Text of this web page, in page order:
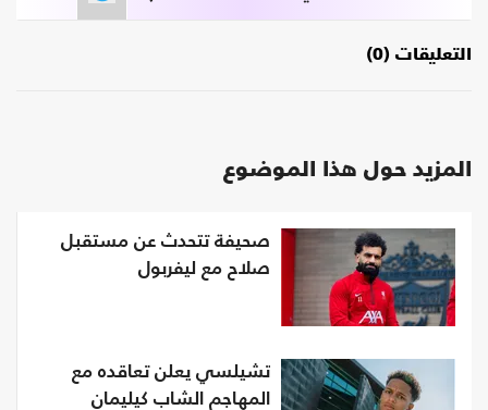
التعليقات (0)
المزيد حول هذا الموضوع
صحيفة تتحدث عن مستقبل
صلاح مع ليفربول
تشيلسي يعلن تعاقده مع
المهاجم الشاب كيليمان